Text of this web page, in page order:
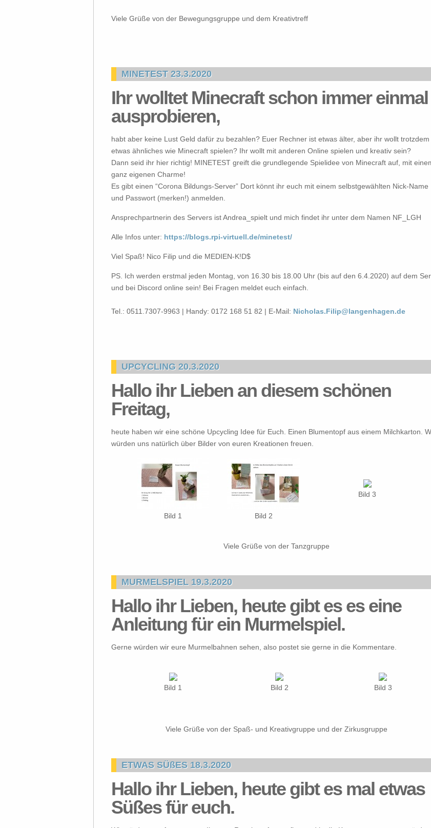
Viele Grüße von der Bewegungsgruppe und dem Kreativtreff
MINETEST 23.3.2020
Ihr wolltet Minecraft schon immer einmal
ausprobieren,
habt aber keine Lust Geld dafür zu bezahlen? Euer Rechner ist etwas älter, aber ihr wollt trotzdem
etwas ähnliches wie Minecraft spielen? Ihr wollt mit anderen Online spielen und kreativ sein?
Dann seid ihr hier richtig! MINETEST greift die grundlegende Spielidee von Minecraft auf, mit
ganz eigenen Charme!
Es gibt einen “Corona Bildungs-Server” Dort könnt ihr euch mit einem selbstgewählten Nick-Name
und Passwort (merken!) anmelden.
Ansprechpartnerin des Servers ist Andrea_spielt und mich findet ihr unter dem Namen NF_LGH
Alle Infos unter: https://blogs.rpi-virtuell.de/minetest/
Viel Spaß! Nico Filip und die MEDIEN-K!D$
PS. Ich werden erstmal jeden Montag, von 16.30 bis 18.00 Uhr (bis auf den 6.4.2020) auf dem
und bei Discord online sein! Bei Fragen meldet euch einfach.
Tel.: 0511.7307-9963 | Handy: 0172 168 51 82 | E-Mail: Nicholas.Filip@langenhagen.de
UPCYCLING 20.3.2020
Hallo ihr Lieben an diesem schönen
Freitag,
heute haben wir eine schöne Upcycling Idee für Euch. Einen Blumentopf aus einem Milchkarton.
würden uns natürlich über Bilder von euren Kreationen freuen.
Bild 1 Bild 2
Bild 3
Viele Grüße von der Tanzgruppe
MURMELSPIEL 19.3.2020
Hallo ihr Lieben, heute gibt es es eine
Anleitung für ein Murmelspiel.
Gerne würden wir eure Murmelbahnen sehen, also postet sie gerne in die Kommentare.
Bild 1 Bild 2 Bild 3
Viele Grüße von der Spaß- und Kreativgruppe und der Zirkusgruppe
ETWAS SÜßES 18.3.2020
Hallo ihr Lieben, heute gibt es mal etwas
Süßes für euch.